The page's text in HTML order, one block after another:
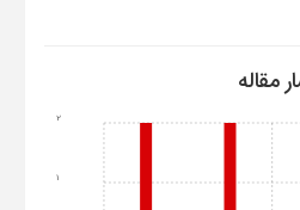
مقاله
1
2